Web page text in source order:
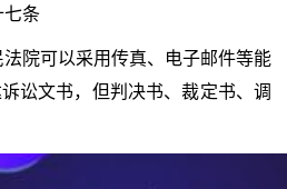
七条
院可以采用传真、电子邮件等能
讼文书，但判决书、裁定书、调